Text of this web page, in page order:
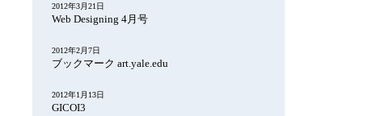
2012年3月21日
Web Designing 4月号
2012年2月7日
ブックマーク art.yale.edu
2012年1月13日
GICOI3